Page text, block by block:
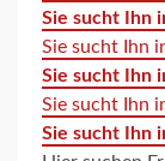
Sie sucht Ihn
Sie sucht Ihn
Sie sucht Ihn
Sie sucht Ihn
Sie sucht Ihn